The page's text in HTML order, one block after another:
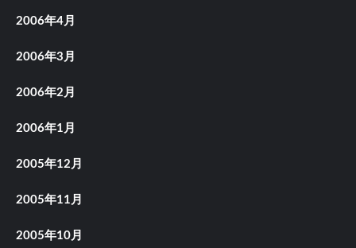
2006年4月
2006年3月
2006年2月
2006年1月
2005年12月
2005年11月
2005年10月